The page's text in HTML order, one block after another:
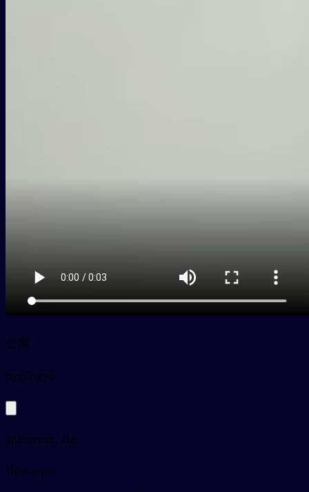
公寓
pygōngyù
apartment, flat
Примеры